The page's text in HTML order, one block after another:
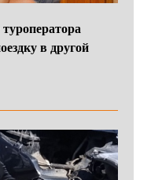
в другой